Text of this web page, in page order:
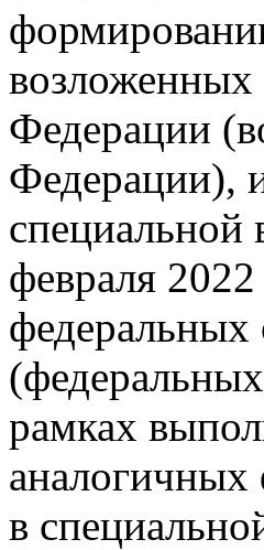
Федерации
Федерации),
специальной
февраля
федеральных
рамках
в